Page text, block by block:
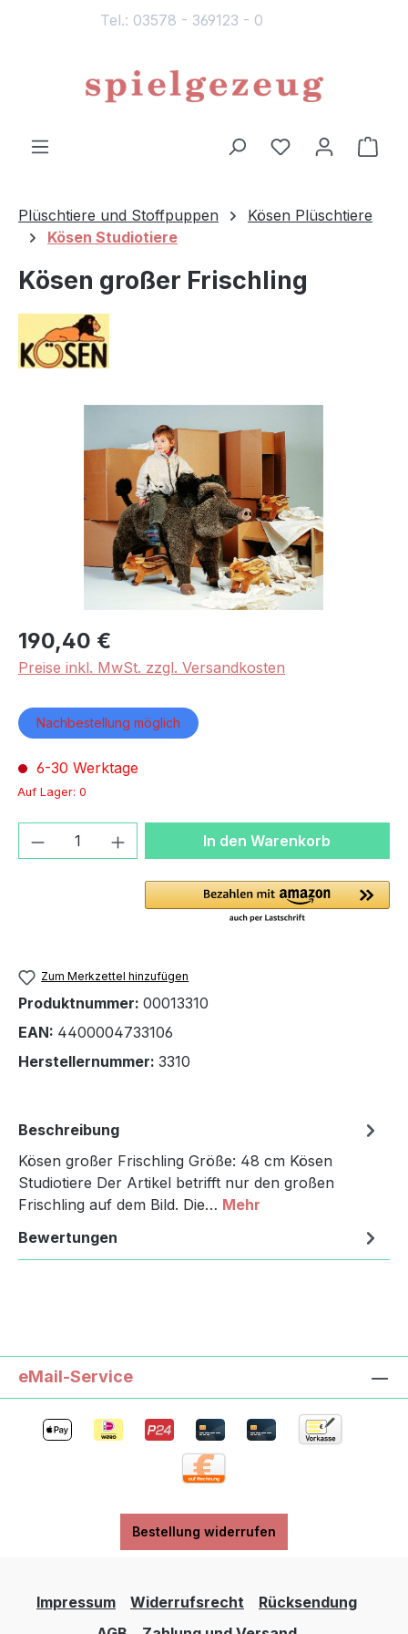
Tel.: 03578 - 369123 - 0
Du hast 0
Plüschtiere und Stoffpuppen
Kösen Plüschtiere
Kösen Studiotiere
Kösen großer Frischling
190,40 €
Preise inkl. MwSt. zzgl. Versandkosten
Nachbestellung möglich
6-30 Werktage
Auf Lager: 0
Produkt Anzahl: Gib denIn den Warenkorb
Zum Merkzettel hinzufügen
Produktnummer: 00013310
EAN: 4400004733106
Herstellernummer: 3310
Beschreibung
Kösen großer Frischling Größe: 48 cm Kösen
Studiotiere Der Artikel betrifft nur den großen
Frischling auf dem Bild. Die… Mehr
Bewertungen
eMail-Service
Bestellung widerrufen
Impressum Widerrufsrecht
Rücksendung